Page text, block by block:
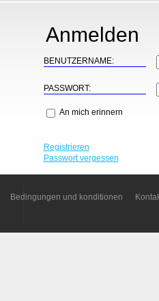
Anmelden
BENUTZERNAME:
PASSWORT:
An mich erinnern
Registrieren
Passwort vergessen
Bedingungen und konditionen